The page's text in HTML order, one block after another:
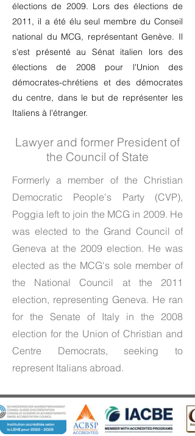
élections de 2009. Lors des élections de
2011, il a été élu seul membre du Conseil
national du MCG, représentant Genève. Il
s'est présenté au Sénat italien lors des
élections de 2008 pour l'Union des
démocrates-chrétiens et des démocrates
du centre, dans le but de représenter les
Italiens à l'étranger.
Lawyer and former President of
the Council of State
Formerly a member of the Christian
Democratic People's Party (CVP),
Poggia left to join the MCG in 2009. He
was elected to the Grand Council of
Geneva at the 2009 election. He was
elected as the MCG's sole member of
the National Council at the 2011
election, representing Geneva. He ran
for the Senate of Italy in the 2008
election for the Union of Christian and
Centre Democrats, seeking to
represent Italians abroad.